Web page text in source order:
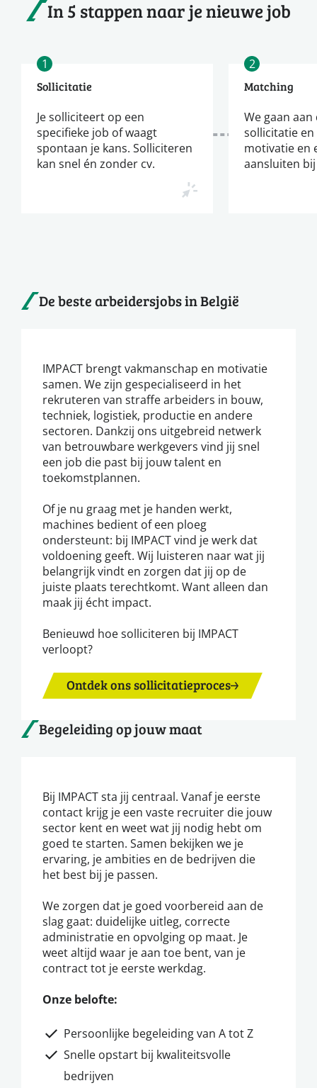
In 5 stappen naar je nieuwe job
1
Sollicitatie
Je solliciteert op een
specifieke job of waagt
spontaan je kans. Solliciteren
kan snel én zonder cv.
2
Matching
We gaan
sollicitatie
motivatie en
aansluiten
De beste arbeidersjobs in België
IMPACT brengt vakmanschap en motivatie
samen. We zijn gespecialiseerd in het
rekruteren van straffe arbeiders in bouw,
techniek, logistiek, productie en andere
sectoren. Dankzij ons uitgebreid netwerk
van betrouwbare werkgevers vind jij snel
een job die past bij jouw talent en
toekomstplannen.
Of je nu graag met je handen werkt,
machines bedient of een ploeg
ondersteunt: bij IMPACT vind je werk dat
voldoening geeft. Wij luisteren naar wat jij
belangrijk vindt en zorgen dat jij op de
juiste plaats terechtkomt. Want alleen dan
maak jij écht impact.
Benieuwd hoe solliciteren bij IMPACT
verloopt?
Ontdek ons sollicitatieproces
Begeleiding op jouw maat
Bij IMPACT sta jij centraal. Vanaf je eerste
contact krijg je een vaste recruiter die jouw
sector kent en weet wat jij nodig hebt om
goed te starten. Samen bekijken we je
ervaring, je ambities en de bedrijven die
het best bij je passen.
We zorgen dat je goed voorbereid aan de
slag gaat: duidelijke uitleg, correcte
administratie en opvolging op maat. Je
weet altijd waar je aan toe bent, van je
contract tot je eerste werkdag.
Onze belofte:
Persoonlijke begeleiding van A tot Z
Snelle opstart bij kwaliteitsvolle
bedrijven